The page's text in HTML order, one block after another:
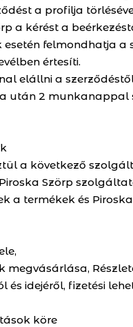
a profilja
a kérést a
felmondhatja
értesíti.
elállni a
után 2
a következő
Szörp
a termékek és
idejéről, fizetési
köre